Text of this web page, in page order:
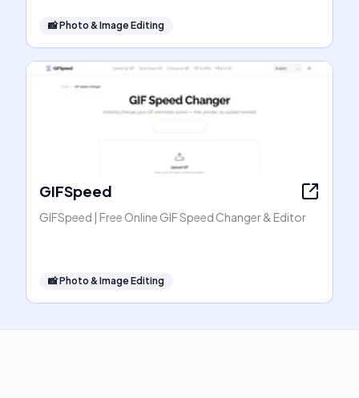
📸Photo & Image Editing
GIFSpeed
GIFSpeed | Free Online GIF Speed Changer & Editor
📸Photo & Image Editing